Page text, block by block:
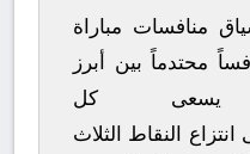
منافسات مباراة
محتدماً بين أبرز
يسعى كل
انتزاع النقاط الثلاث